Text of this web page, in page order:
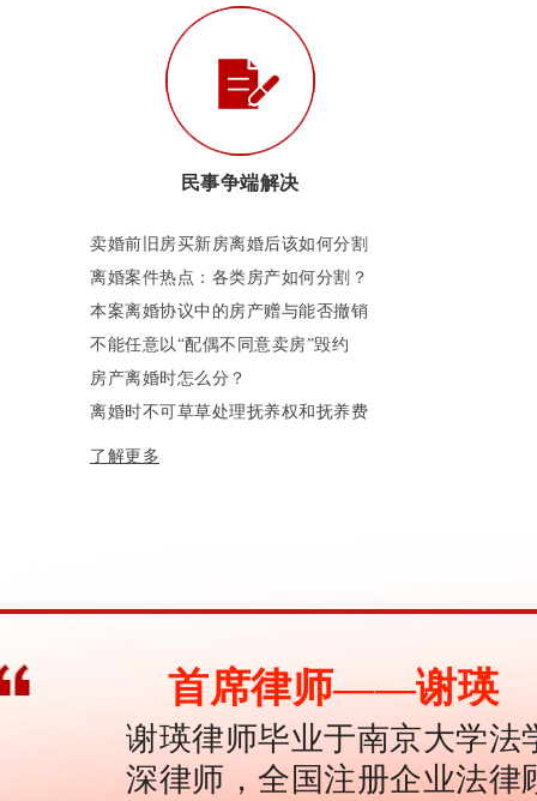
民事争端解决
卖婚前旧房买新房离婚后该如何分割
离婚案件热点：各类房产如何分割？
本案离婚协议中的房产赠与能否撤销
不能任意以“配偶不同意卖房”毁约
房产离婚时怎么分？
离婚时不可草草处理抚养权和抚养费
了解更多
首席律师——谢瑛
谢瑛律师毕业于南京大学
深律师，全国注册企业法